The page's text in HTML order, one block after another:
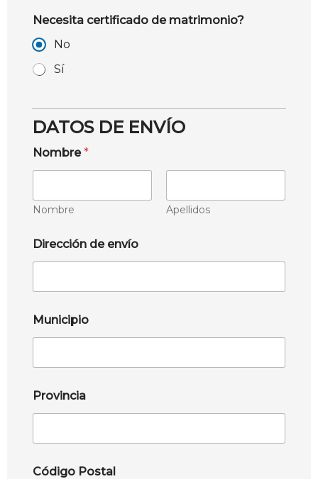
Necesita certificado de matrimonio?
No
Sí
DATOS DE ENVÍO
Nombre*
Nombre Apellidos
Dirección de envío
Municipio
Provincia
Código Postal